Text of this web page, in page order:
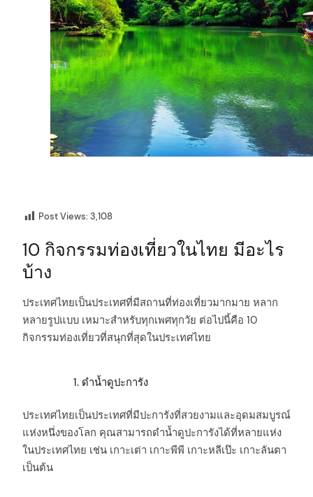
Post Views:3,108
10 กิจกรรมท่องเที่ยวในไทย มีอะไร
บ้าง
ประเทศไทยเป็นประเทศที่มีสถานที่ท่องเที่ยวมากมาย หลาก
หลายรูปแบบ เหมาะสำหรับทุกเพศทุกวัย ต่อไปนี้คือ 10
กิจกรรมท่องเที่ยวที่สนุกที่สุดในประเทศไทย
ดำน้ำดูปะการัง
ประเทศไทยเป็นประเทศที่มีปะการังที่สวยงามและอุดมสมบูรณ์
แห่งหนึ่งของโลก คุณสามารถดำน้ำดูปะการังได้ที่หลายแห่ง
ในประเทศไทย เช่น เกาะเต่า เกาะพีพี เกาะหลีเป๊ะ เกาะลันตา
เป็นต้น